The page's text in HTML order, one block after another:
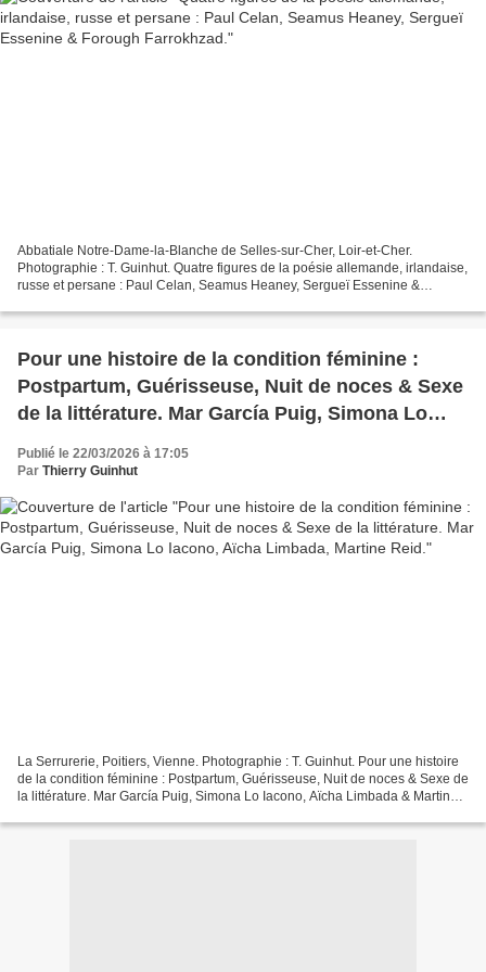
Abbatiale Notre-Dame-la-Blanche de Selles-sur-Cher, Loir-et-Cher.
Photographie : T. Guinhut. Quatre figures de la poésie allemande, irlandaise,
russe et persane : Paul Celan, Seamus Heaney, Sergueï Essenine &
Pour une histoire de la condition féminine :
Postpartum, Guérisseuse, Nuit de noces & Sexe
de la littérature. Mar García Puig, Simona Lo
Iacono, Aïcha Limbada, Martine Reid.
Publié le 22/03/2026 à 17:05
Par Thierry Guinhut
La Serrurerie, Poitiers, Vienne. Photographie : T. Guinhut. Pour une histoire
de la condition féminine : Postpartum, Guérisseuse, Nuit de noces & Sexe de
la littérature. Mar García Puig, Simona Lo Iacono, Aïcha Limbada & Martine